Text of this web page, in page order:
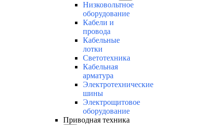
Низковольтное
оборудование
Кабели и
провода
Кабельные
лотки
Светотехника
Кабельная
арматура
Электротехнические
шины
Электрощитовое
оборудование
Приводная техника